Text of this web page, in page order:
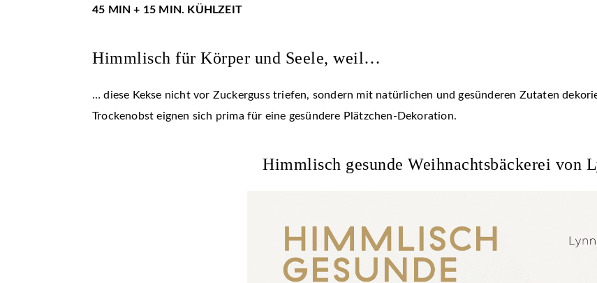
45 MIN + 15 MIN. KÜHLZEIT
Himmlisch für Körper und Seele, weil…
… diese Kekse nicht vor Zuckerguss triefen, sondern mit natürlichen und gesünderen Zutaten
Trockenobst eignen sich prima für eine gesündere Plätzchen-Dekoration.
Himmlisch gesunde Weihnachtsbäckerei von